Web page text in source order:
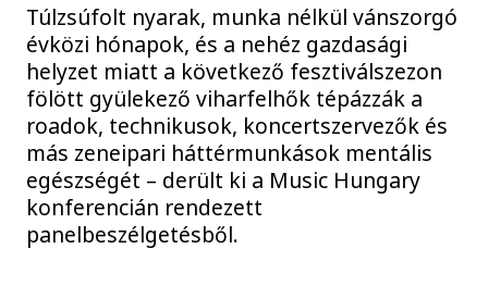
Túlzsúfolt nyarak, munka nélkül vánszorgó
évközi hónapok, és a nehéz gazdasági
helyzet miatt a következő fesztiválszezon
fölött gyülekező viharfelhők tépázzák a
roadok, technikusok, koncertszervezők és
más zeneipari háttérmunkások mentális
egészségét – derült ki a Music Hungary
konferencián rendezett
panelbeszélgetésből.